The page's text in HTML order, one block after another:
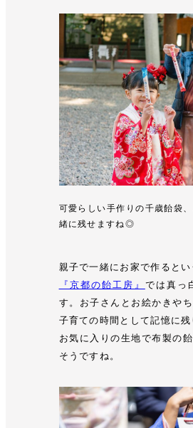
可愛らしい手作りの千歳飴袋
緒に残せますね◎
親子で一緒にお家で作るとい
『京都の飴工房』 では真っ
す。お子さんとお絵かきや
子育ての時間として記憶に残
お気に入りの生地で布製の
そうですね。